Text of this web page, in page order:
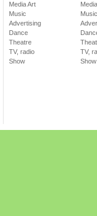
Media Art
Music
Advertising
Dance
Theatre
TV, radio
Show
Music
TV,
Show